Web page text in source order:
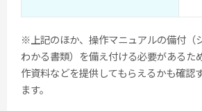
※上記のほか、操作マニュアルの備付（
わかる書類）を備え付ける必要があるた
作資料などを提供してもらえるかも確認
ます。